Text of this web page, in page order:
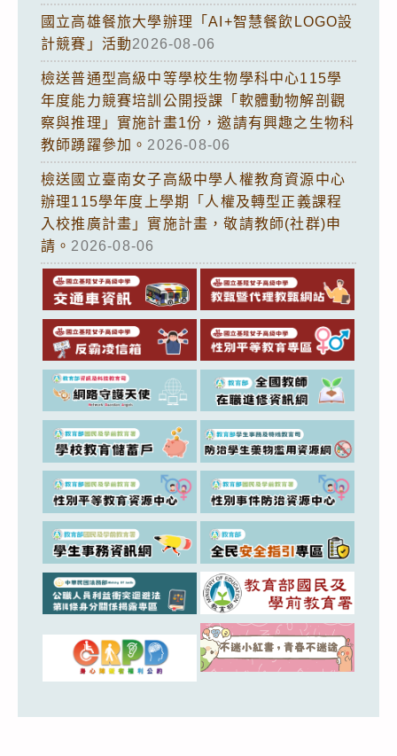
國立高雄餐旅大學辦理「AI+智慧餐飲LOGO設
計競賽」活動2026-08-06
檢送普通型高級中等學校生物學科中心115學
年度能力競賽培訓公開授課「軟體動物解剖觀
察與推理」實施計畫1份，邀請有興趣之生物科
教師踴躍參加。 2026-08-06
檢送國立臺南女子高級中學人權教育資源中心
辦理115學年度上學期「人權及轉型正義課程
入校推廣計畫」實施計畫，敬請教師(社群)申
請。 2026-08-06